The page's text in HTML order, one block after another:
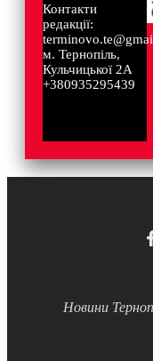
Контакти
редакції:
м. Тернопіль,
Кульчицької 2А
+380935295439
Новини